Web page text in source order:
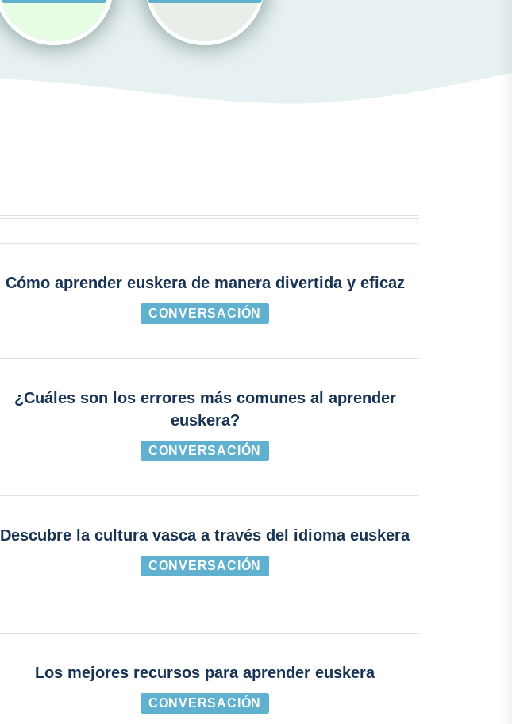
Cómo aprender euskera de manera divertida y eficaz
CONVERSACIÓN
¿Cuáles son los errores más comunes al aprender
euskera?
CONVERSACIÓN
Descubre la cultura vasca a través del idioma euskera
CONVERSACIÓN
Los mejores recursos para aprender euskera
CONVERSACIÓN